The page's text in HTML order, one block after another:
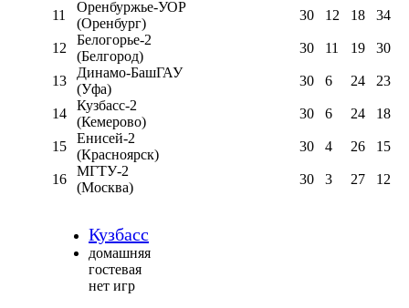
11
Оренбуржье-УОР
(Оренбург)
30 12 18 34
12
Белогорье-2
(Белгород)
30 11 19 30
13
Динамо-БашГАУ
(Уфа)
30 6 24 23
14
Кузбасс-2
(Кемерово)
30 6 24 18
15
Енисей-2
(Красноярск)
30 4 26 15
16
МГТУ-2
(Москва)
30 3 27 12
Кузбасс
домашняя
гостевая
нет игр